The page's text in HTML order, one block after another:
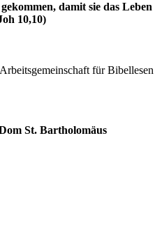
damit sie das Leben
10,10)
für Bibellesen
St. Bartholomäus